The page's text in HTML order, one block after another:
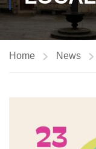
Home News